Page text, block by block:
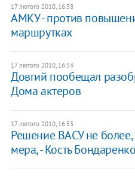
17 лютого 2010, 16:58
АМКУ - против
маршрутках
17 лютого 2010, 16:54
Довгий пообещал
Дома актеров
17 лютого 2010, 16:53
Решение ВАСУ не
мера, - Кость Бондаренко